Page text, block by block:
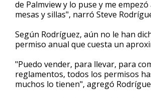
de Palmview y lo puse y me
mesas y sillas", narró Steve
Según Rodríguez, aún no le han
permiso anual que cuesta un
"Puedo vender, para llevar, para
reglamentos, todos los permisos
muchos lo tienen", agregó